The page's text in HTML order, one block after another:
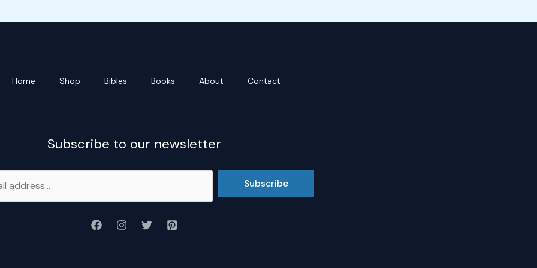
Home Shop Bibles Books About Contact
Subscribe to our newsletter
Subscribe